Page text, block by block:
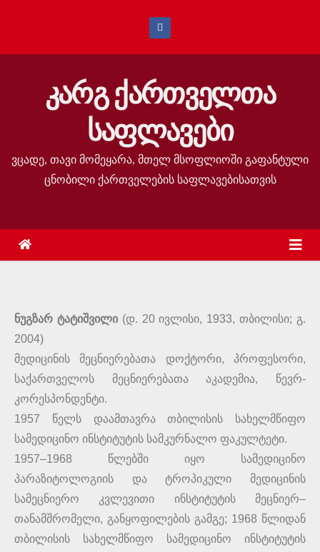
კარგ ქართველთა
საფლავები
ვცადე, თავი მომეყარა, მთელ მსოფლიოში გაფანტული
ცნობილი ქართველების საფლავებისათვის
ნუგზარ ტატიშვილი(დ. 20 ივლისი, 1933, თბილისი; გ.
2004)
მედიცინის მეცნიერებათა დოქტორი, პროფესორი,
საქართველოს მეცნიერებათა აკადემია, წევრ-
კორესპონდენტი.
1957 წელს დაამთავრა თბილისის სახელმწიფო
სამედიცინო ინსტიტუტის სამკურნალო ფაკულტეტი.
1957–1968 წლებში იყო სამედიცინო
პარაზიტოლოგიის და ტროპიკული მედიცინის
სამეცნიერო კვლევითი ინსტიტუტის მეცნიერ–
თანამშრომელი, განყოფილების გამგე; 1968 წლიდან
თბილისის სახელმწიფო სამედიცინო ინსტიტუტის